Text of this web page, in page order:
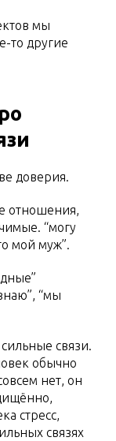
мы
то другие
доверия.
отношения,
“могу
мой муж”.
“мы
связи.
обычно
нет, он
стресс,
связях